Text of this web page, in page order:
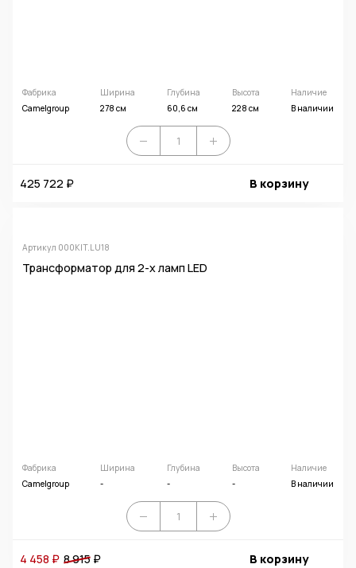
Фабрика
Camelgroup
Ширина
278 см
Глубина
60,6 см
Высота
228 см
Наличие
В наличии
425 722 ₽ В корзину
Артикул 000KIT.LU18
Трансформатор для 2-х ламп LED
Фабрика
Camelgroup
Ширина
-
Глубина
-
Высота
-
Наличие
В наличии
4 458 ₽ 8 915₽ В корзину